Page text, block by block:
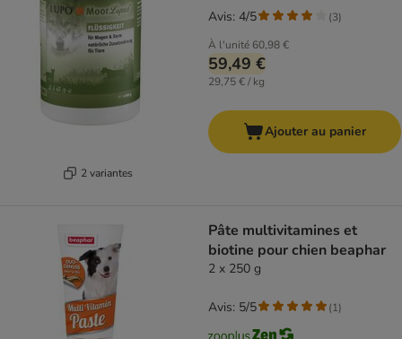
2 variantes
À l'unité 60,98 €
59,49 €
29,75 € / kg
Avis: 4/5 (3)
Ajouter au panier
Pâte multivitamines et
biotine pour chien beaphar
2 x 250 g
Avis: 5/5 (1)